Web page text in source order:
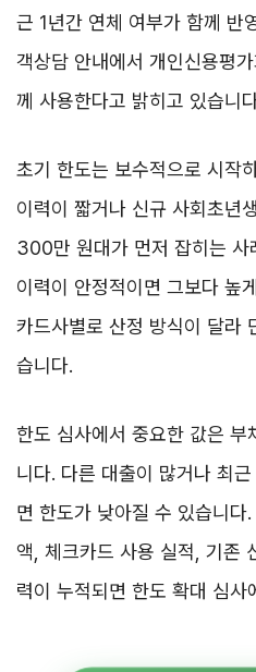
근 1년간 연체 여부가 함께 반
객상담 안내에서 개인신용평
께 사용한다고 밝히고 있습니
초기 한도는 보수적으로 시작
이력이 짧거나 신규 사회초년
300만 원대가 먼저 잡히는 사
이력이 안정적이면 그보다 높
카드사별로 산정 방식이 달라
습니다.
한도 심사에서 중요한 값은 부
니다. 다른 대출이 많거나 최
면 한도가 낮아질 수 있습니
액, 체크카드 사용 실적, 기존
력이 누적되면 한도 확대 심사